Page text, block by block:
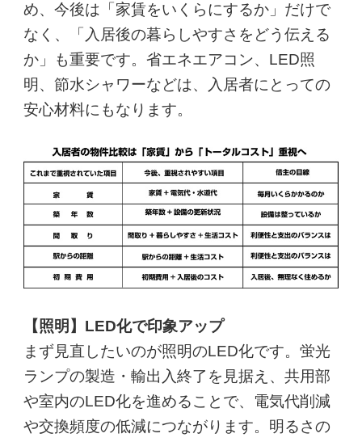
め、今後は「家賃をいくらにするか」だけで
なく、「入居後の暮らしやすさをどう伝える
か」も重要です。省エネエアコン、LED照
明、節水シャワーなどは、入居者にとっての
安心材料にもなります。
【照明】LED化で印象アップ
まず見直したいのが照明のLED化です。蛍光
ランプの製造・輸出入終了を見据え、共用部
や室内のLED化を進めることで、電気代削減
や交換頻度の低減につながります。明るさの